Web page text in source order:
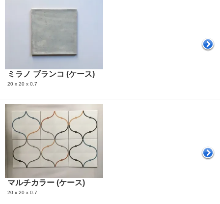
ミラノ ブランコ (ケース)
20 x 20 x 0.7
マルチカラー (ケース)
20 x 20 x 0.7